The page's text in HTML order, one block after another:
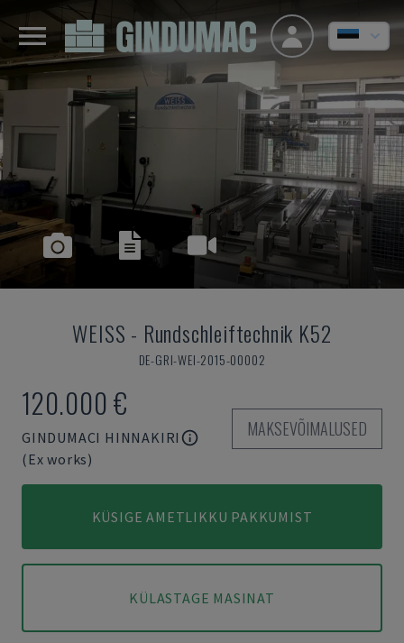
WEISS - Rundschleiftechnik K52
DE-GRI-WEI-2015-00002
120.000 €
GINDUMACI HINNAKIRI
(Ex works)
MAKSEVÕIMALUSED
KÜSIGE AMETLIKKU PAKKUMIST
KÜLASTAGE MASINAT